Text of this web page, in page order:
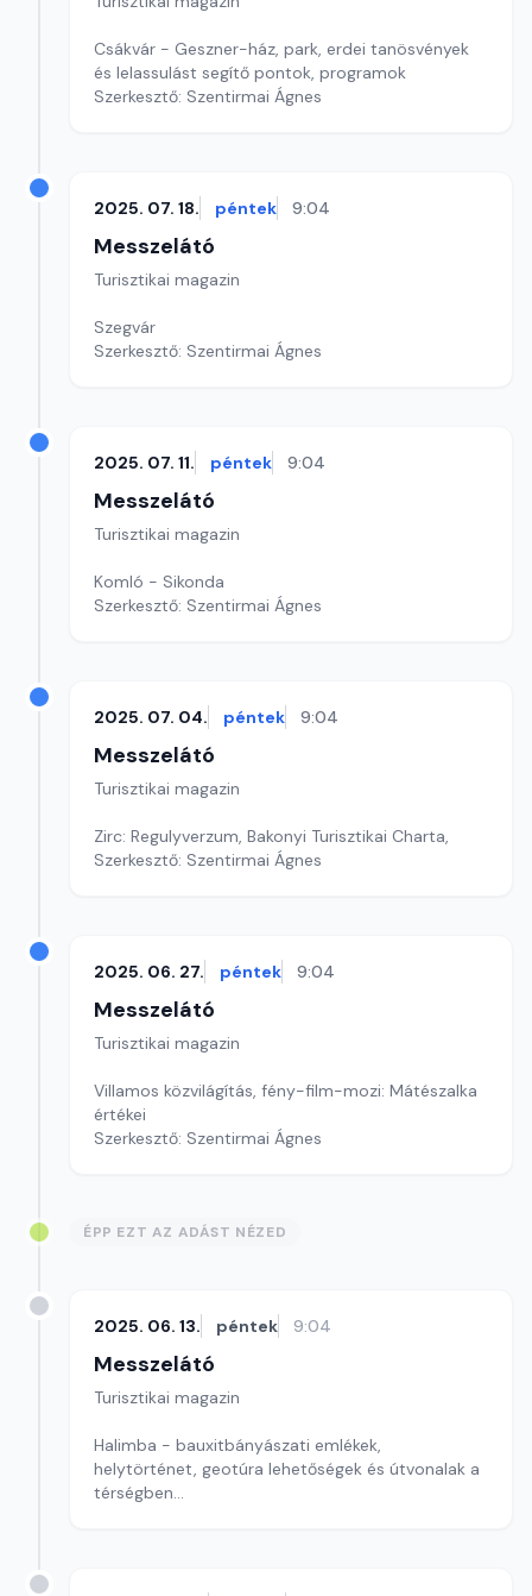
Csákvár - Geszner-ház, park, erdei tanösvények
és lelassulást segítő pontok, programok
Szerkesztő: Szentirmai Ágnes
2025. 07. 18. péntek 9:04
Messzelátó
Turisztikai magazin
Szegvár
Szerkesztő: Szentirmai Ágnes
2025. 07. 11. péntek 9:04
Messzelátó
Turisztikai magazin
Komló - Sikonda
Szerkesztő: Szentirmai Ágnes
2025. 07. 04. péntek 9:04
Messzelátó
Turisztikai magazin
Zirc: Regulyverzum, Bakonyi Turisztikai Charta,
Szerkesztő: Szentirmai Ágnes
2025. 06. 27. péntek 9:04
Messzelátó
Turisztikai magazin
Villamos közvilágítás, fény-film-mozi: Mátészalka
értékei
Szerkesztő: Szentirmai Ágnes
ÉPP EZT AZ ADÁST NÉZED
2025. 06. 13. péntek 9:04
Messzelátó
Turisztikai magazin
Halimba - bauxitbányászati emlékek,
helytörténet, geotúra lehetőségek és útvonalak a
térségben